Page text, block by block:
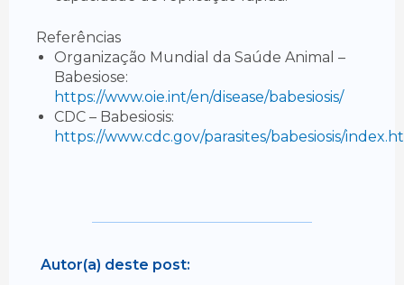
Referências
Organização Mundial da Saúde Animal –
Babesiose:
https://www.oie.int/en/disease/babesiosis/
CDC – Babesiosis:
https://www.cdc.gov/parasites/babesiosis/
Autor(a) deste post: